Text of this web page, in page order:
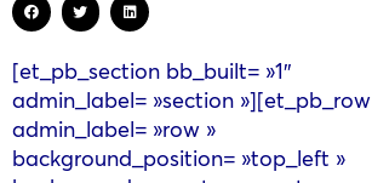
[et_pb_section bb_built= »1″
admin_label= »section »][et_pb_row
admin_label= »row »
background_position= »top_left »